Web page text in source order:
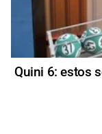
Quini 6: estos